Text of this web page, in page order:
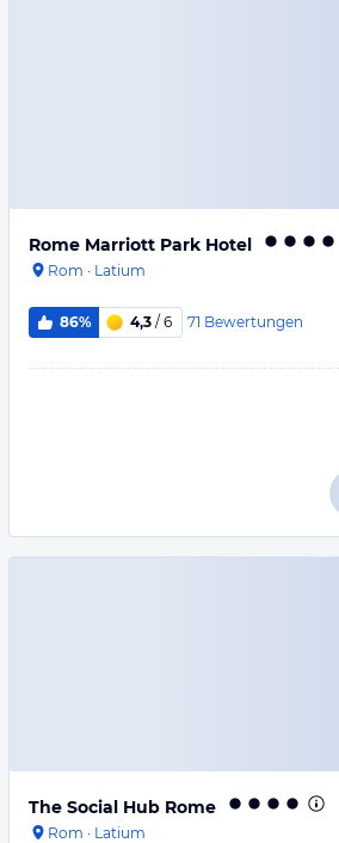
Rome Marriott Park Hotel
Rom · Latium
86% 4,3 / 6 71 Bewertungen
The Social Hub Rome
Rom · Latium